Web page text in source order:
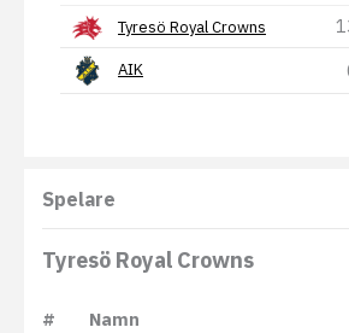
Tyresö Royal Crowns
AIK
Spelare
Tyresö Royal Crowns
#
Namn